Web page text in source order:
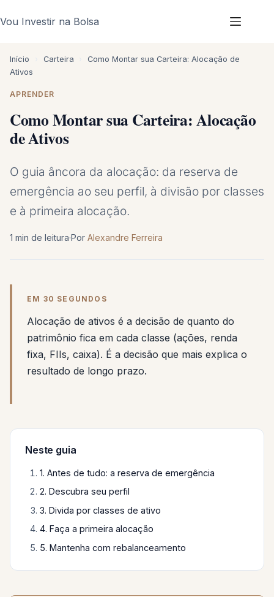
para
conteúdo
Vou Investir na Bolsa
Início Carteira
Como Montar sua Carteira: Alocação de
Ativos
APRENDER
Como Montar sua Carteira: Alocação
de Ativos
O guia âncora da alocação: da reserva de
emergência ao seu perfil, à divisão por classes
e à primeira alocação.
1 min de leitura·Por Alexandre Ferreira
EM 30 SEGUNDOS
Alocação de ativos é a decisão de quanto do
patrimônio fica em cada classe (ações, renda
fixa, FIIs, caixa). É a decisão que mais explica o
resultado de longo prazo.
Neste guia
1. Antes de tudo: a reserva de emergência
2. Descubra seu perfil
3. Divida por classes de ativo
4. Faça a primeira alocação
5. Mantenha com rebalanceamento